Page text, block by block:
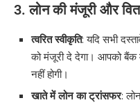
3.लोन की मंजूरी और
त्वरित स्वीकृति: यदि सभी
को मंजूरी दे देगा। आपको बैंक
नहीं होगी।
खाते में लोन का ट्रांसफर: